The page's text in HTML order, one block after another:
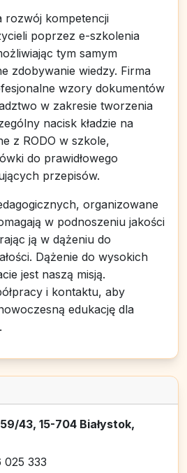
rozwój kompetencji
poprzez e-szkolenia
tym samym
zdobywanie wiedzy. Firma
wzory dokumentów
w zakresie tworzenia
nacisk kładzie na
z RODO w szkole,
do prawidłowego
przepisów.
organizowane
w podnoszeniu jakości
ją w dążeniu do
Dążenie do wysokich
jest naszą misją.
i kontaktu, aby
edukację dla
43, 15-704 Białystok,
333